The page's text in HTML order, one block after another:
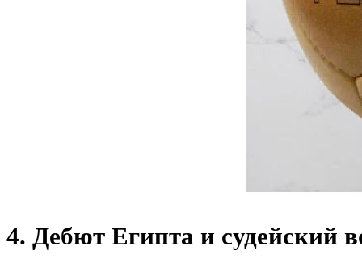
4. Дебют Египта и судейский